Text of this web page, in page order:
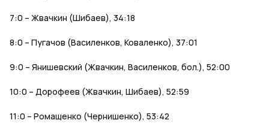
7:0 – Жвачкин (Шибаев), 34:18
8:0 – Пугачов (Василенков, Коваленко), 37:01
9:0 – Янишевский (Жвачкин, Василенков, бол.), 52:00
10:0 – Дорофеев (Жвачкин, Шибаев), 52:59
11:0 – Ромащенко (Чернишенко), 53:42